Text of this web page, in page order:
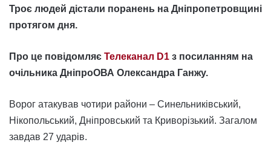
Троє людей дістали поранень на Дніпропетровщині
протягом дня.
Про це повідомляє Телеканал D1 з посиланням на
очільника ДніпроОВА Олександра Ганжу.
Ворог атакував чотири райони – Синельниківський,
Нікопольський, Дніпровський та Криворізький. Загалом
завдав 27 ударів.